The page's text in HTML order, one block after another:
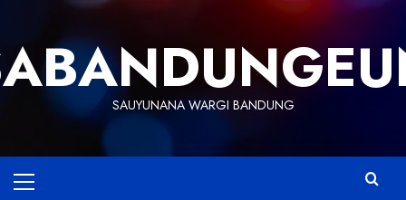
content
SAUYUNANA WARGI BANDUNG
Menu